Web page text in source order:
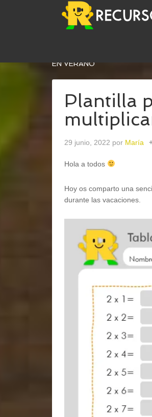
EN VERANO
Plantilla
29 junio, 2022 por María
Hola a todos
Hoy os comparto una
durante las vacaciones.